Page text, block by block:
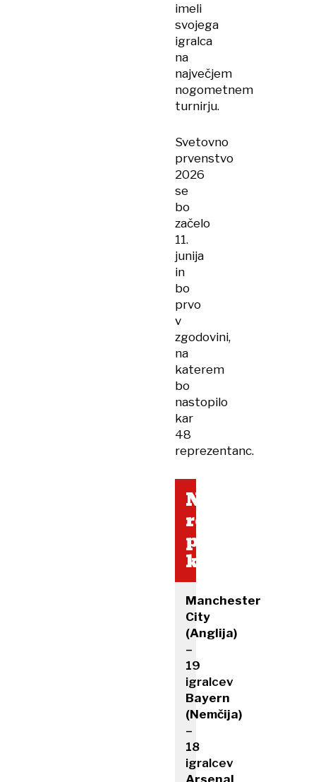
imeli
svojega
igralca
na
največjem
nogometnem
turnirju.
Svetovno
prvenstvo
2026
se
bo
začelo
11.
junija
in
bo
prvo
v
zgodovini,
na
katerem
bo
nastopilo
kar
48
reprezentanc.
Največ
po
klubih
Manchester
City
(Anglija)
–
19
igralcev
Bayern
(Nemčija)
–
18
igralcev
Arsenal